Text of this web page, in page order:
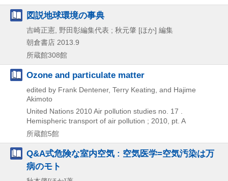
図説地球環境の事典
吉崎正憲, 野田彰編集代表 ; 秋元肇 [ほか] 編集
朝倉書店 2013.9
所蔵館308館
Ozone and particulate matter
edited by Frank Dentener, Terry Keating, and Hajime
Akimoto
United Nations 2010Air pollution studies no. 17 .
Hemispheric transport of air pollution ; 2010, pt. A
所蔵館5館
Q&A式危険な室内空気 : 空気医学=空気汚染は万
病のモト